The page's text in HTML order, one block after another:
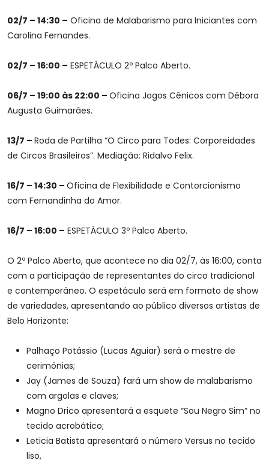
02/7 – 14:30 – Oficina de Malabarismo para Iniciantes com
Carolina Fernandes.
02/7 – 16:00 – ESPETÁCULO 2º Palco Aberto.
06/7 – 19:00 às 22:00 – Oficina Jogos Cênicos com Débora
Augusta Guimarães.
13/7 – Roda de Partilha “O Circo para Todes: Corporeidades
de Circos Brasileiros”. Mediação: Ridalvo Felix.
16/7 – 14:30 – Oficina de Flexibilidade e Contorcionismo
com Fernandinha do Amor.
16/7 – 16:00 – ESPETÁCULO 3º Palco Aberto.
O 2º Palco Aberto, que acontece no dia 02/7, às 16:00, conta
com a participação de representantes do circo tradicional
e contemporâneo. O espetáculo será em formato de show
de variedades, apresentando ao público diversos artistas de
Belo Horizonte:
Palhaço Potássio (Lucas Aguiar) será o mestre de
cerimônias;
Jay (James de Souza) fará um show de malabarismo
com argolas e claves;
Magno Drico apresentará a esquete “Sou Negro Sim” no
tecido acrobático;
Leticia Batista apresentará o número Versus no tecido
liso,